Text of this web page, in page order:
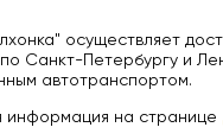
осуществляет
Санкт-Петербургу и
автотранспортом.
информация на странице